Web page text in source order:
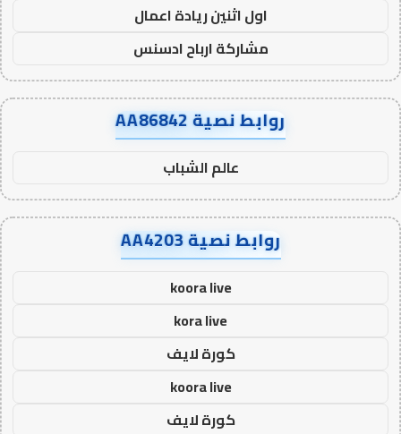
اول اثنين ريادة اعمال
مشاركة ارباح ادسنس
روابط نصية AA86842
عالم الشباب
روابط نصية AA4203
koora live
kora live
كورة لايف
koora live
كورة لايف